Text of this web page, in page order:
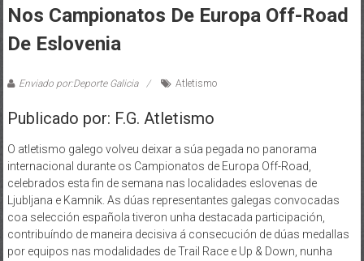
Nos Campionatos De Europa Off-Road
De Eslovenia
Enviado por:Deporte Galicia Atletismo
Publicado por: F.G. Atletismo
O atletismo galego volveu deixar a súa pegada no panorama
internacional durante os Campionatos de Europa Off-Road,
celebrados esta fin de semana nas localidades eslovenas de
Ljubljana e Kamnik. As dúas representantes galegas convocadas
coa selección española tiveron unha destacada participación,
contribuíndo de maneira decisiva á consecución de dúas medallas
por equipos nas modalidades de Trail Race e Up & Down, nunha